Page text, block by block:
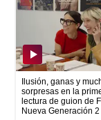
Ilusión, ganas y
sorpresas en la
lectura de guion de
Nueva Generación 2